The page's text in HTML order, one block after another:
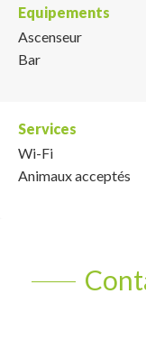
Equipements
Ascenseur
Bar
Services
Wi-Fi
Animaux acceptés